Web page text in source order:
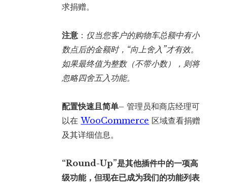
求捐赠。
注意 ： 仅当您客户的购物车总额中有小
数点后的金额时，“向上舍入”才有效。
如果最终值为整数（不带小数），则将
忽略四舍五入功能。
配置快速且简单– 管理员和商店经理可
以在WooCommerce 区域查看捐赠
及其详细信息。
“Round-Up”是其他插件中的一项高
级功能，但现在已成为我们的功能列表